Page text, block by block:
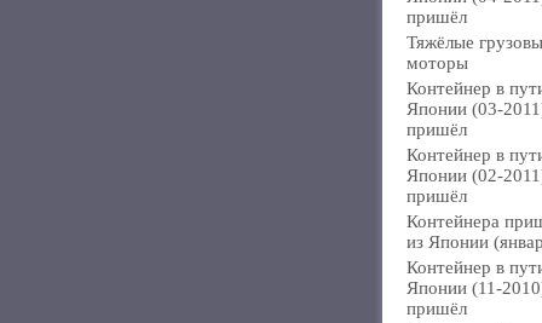
пришёл
Тяжёлые
моторы
Контейнер в
Японии (03-
пришёл
Контейнер в
Японии (02-
пришёл
Контейнера
из Японии
Контейнер в
Японии (11-
пришёл